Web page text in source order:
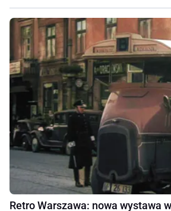
Retro Warszawa: nowa wystawa